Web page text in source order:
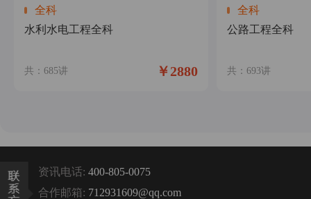
全科
水利水电工程全科
共：685讲 ￥2880
全科
公路工程全科
共：693讲
资讯电话: 400-805-0075
合作邮箱: 712931609@qq.com